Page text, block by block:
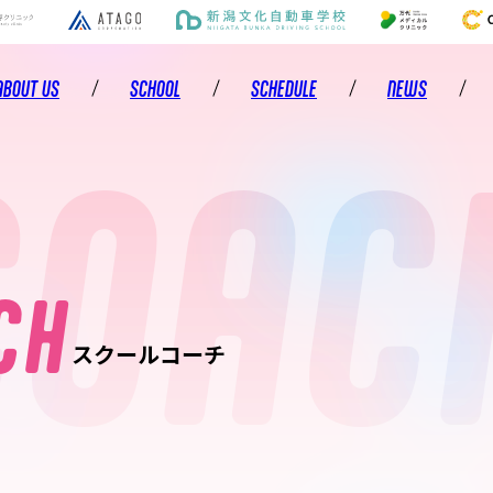
US
ップメンバー
SCHOOL
レッスン・コースのご案内
SCHEDULE NEWS
Hスクールコーチ